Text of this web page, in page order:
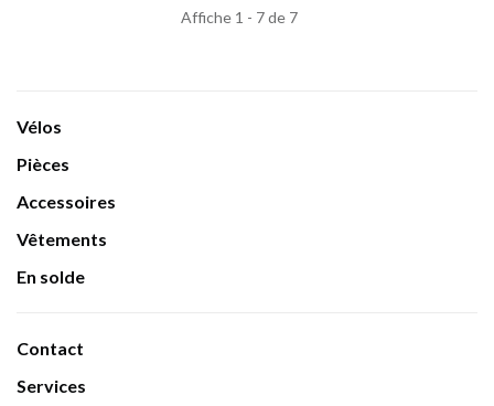
Affiche 1 - 7 de 7
Vélos
Pièces
Accessoires
Vêtements
En solde
Contact
Services